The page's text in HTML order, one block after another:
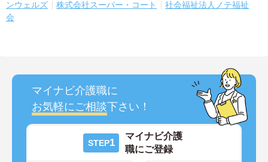
ンウェルズ 株式会社スーパー・コート
社会福祉法人ノテ福祉
会
マイナビ介護職に
お気軽にご相談下さい！
STEP1
マイナビ介護
職にご登録